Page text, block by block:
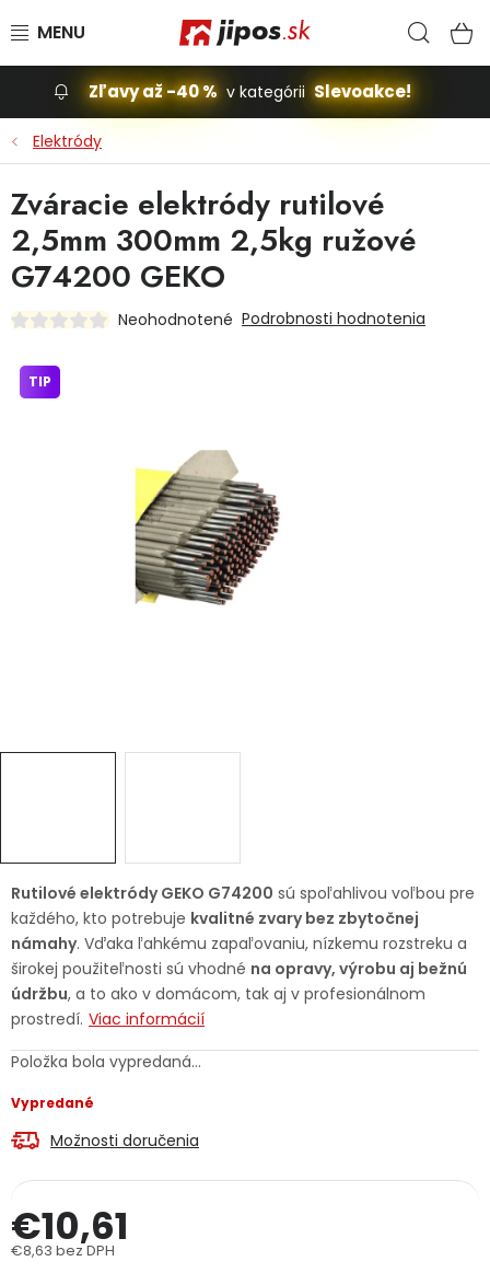
Slevoakce
Stavba, dom
Dielňa
Príslušenstvo pre automobily
Ochranné pracovné pomôcky
Doprava a platba Váš zákaznícky účet
Kontakty
PODPORA
Reklamačný formulár
Podmienky ochrany osobných údajov
Přihlášení
Zľavy až -40 % v kategórii Slevoakce!
Elektródy
Rutilové elektródy GEKO G74200 sú spoľahlivou voľbou pre
každého, kto potrebuje kvalitné zvary bez zbytočnej
námahy. Vďaka ľahkému zapaľovaniu, nízkemu rozstreku a
širokej použiteľnosti sú vhodné na opravy, výrobu aj bežnú
údržbu, a to ako v domácom, tak aj v profesionálnom
prostredí. Viac informácií
Položka bola vypredaná…
Vypredané
Možnosti doručenia
€10,61
€8,63 bez DPH
Zváracie elektródy rutilové
2,5mm 300mm 2,5kg ružové
G74200 GEKO
Neohodnotené Podrobnosti hodnotenia
TIP